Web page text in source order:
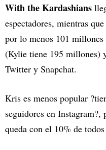
With the Kardashians
espectadores, mientras
por lo menos 101 millones
(Kylie tiene 195 millones)
Twitter y Snapchat.
Kris es menos popular
seguidores en
queda con el 10% de